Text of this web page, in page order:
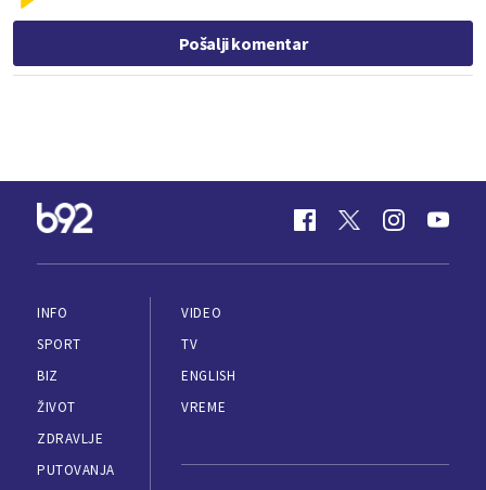
Pošalji komentar
INFO
SPORT
BIZ
ŽIVOT
ZDRAVLJE
PUTOVANJA
VIDEO
TV
ENGLISH
VREME